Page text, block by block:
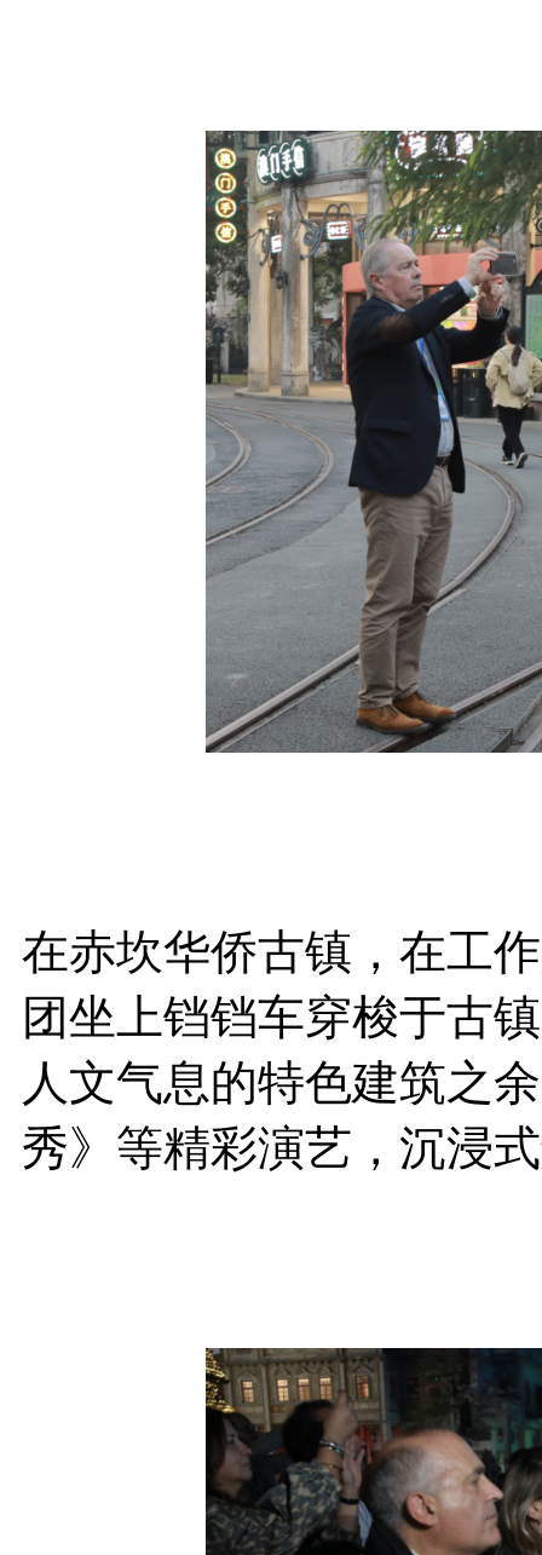
在赤坎华侨古镇，在工
团坐上铛铛车穿梭于古
人文气息的特色建筑之
秀》等精彩演艺，沉浸